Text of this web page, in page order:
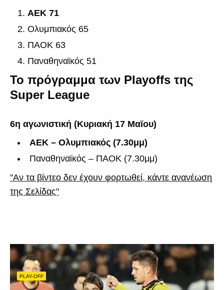
AEK 71
Ολυμπιακός 65
ΠΑΟΚ 63
Παναθηναϊκός 51
Το πρόγραμμα των Playoffs της
Super League
6η αγωνιστική (Κυριακή 17 Μαϊου)
ΑΕΚ – Ολυμπιακός (7.30μμ)
Παναθηναϊκός – ΠΑΟΚ (7.30μμ)
"Αν τα βίντεο δεν έχουν φορτωθεί, κάντε ανανέωση
της Σελίδας"
PLAY-OFF